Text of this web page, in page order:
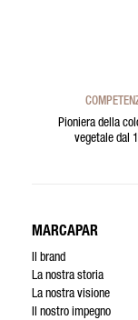
Pioniera della
vegetale dal
MARCAPAR
Il brand
La nostra storia
La nostra visione
Il nostro impegno